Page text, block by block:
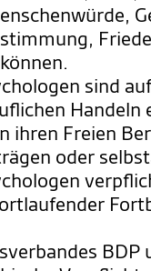
sind
ihren Freien
oder
BDP